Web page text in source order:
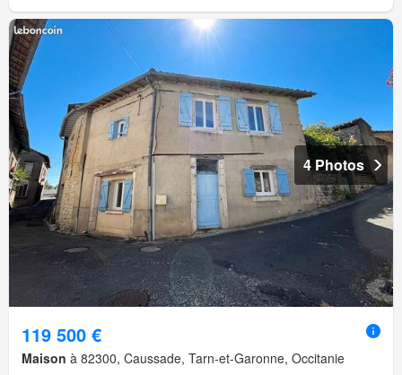
4 Photos
119 500 €
Maison à 82300, Caussade, Tarn-et-Garonne, Occitanie